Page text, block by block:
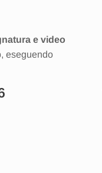
e video
eseguendo